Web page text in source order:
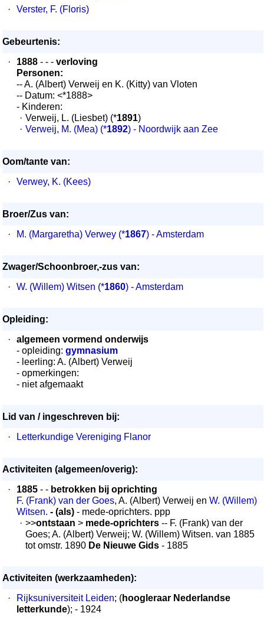
·
Verster, F. (Floris)
Gebeurtenis:
·
1888 - - - verloving
Personen:
-- A. (Albert) Verweij en K. (Kitty) van Vloten
-- Datum: <*1888>
- Kinderen:
· Verweij, L. (Liesbet) (*1891)
· Verweij, M. (Mea) (*1892) - Noordwijk aan Zee
Oom/tante van:
·
Verwey, K. (Kees)
Broer/Zus van:
·
M. (Margaretha) Verwey (*1867) - Amsterdam
Zwager/Schoonbroer,-zus van:
·
W. (Willem) Witsen (*1860) - Amsterdam
Opleiding:
·
algemeen vormend onderwijs
- opleiding: gymnasium
- leerling: A. (Albert) Verweij
- opmerkingen:
- niet afgemaakt
Lid van / ingeschreven bij:
·
Letterkundige Vereniging Flanor
Activiteiten (algemeen/overig):
·
1885 - - betrokken bij oprichting
F. (Frank) van der Goes, A. (Albert) Verweij en W. (Willem)
Witsen. - (als) - mede-oprichters. ppp
· >>ontstaan > mede-oprichters -- F. (Frank) van der
Goes; A. (Albert) Verweij; W. (Willem) Witsen. van 1885
tot omstr. 1890 De Nieuwe Gids - 1885
Activiteiten (werkzaamheden):
·
Rijksuniversiteit Leiden; (hoogleraar Nederlandse
letterkunde); - 1924